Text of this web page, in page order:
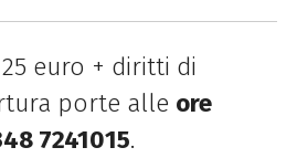
25 euro + diritti di
porte alle ore
7241015.